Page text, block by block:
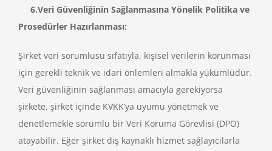
6.Veri Güvenliğinin Sağlanmasına Yönelik Politika ve
Prosedürler Hazırlanması:
Şirket veri sorumlusu sıfatıyla, kişisel verilerin korunması
için gerekli teknik ve idari önlemleri almakla yükümlüdür.
Veri güvenliğinin sağlanması amacıyla gerekiyorsa
şirkete, şirket içinde KVKK’ya uyumu yönetmek ve
denetlemekle sorumlu bir Veri Koruma Görevlisi (DPO)
atayabilir. Eğer şirket dış kaynaklı hizmet sağlayıcılarla